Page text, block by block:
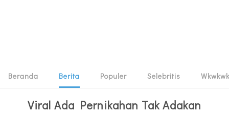
Beranda Berita Populer Selebritis Wkwkwk
Viral Ada Pernikahan Tak Adakan